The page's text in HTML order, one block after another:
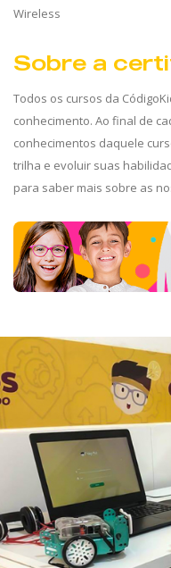
Wireless
Sobre a
Todos os cursos da
conhecimento. Ao final de
conhecimentos daquele
trilha e evoluir suas
para saber mais sobre as